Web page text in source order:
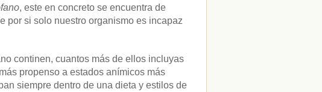
, este en concreto se encuentra de
por si solo nuestro organismo es incapaz
continen, cuantos más de ellos incluyas
propenso a estados anímicos más
siempre dentro de una dieta y estilos de